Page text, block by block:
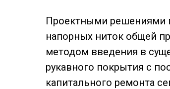
Проектными решениями
напорных ниток общей
методом введения в
рукавного покрытия с
капитального ремонта